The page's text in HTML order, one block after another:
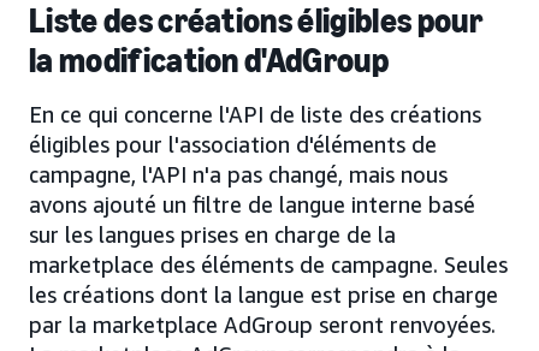
Liste des créations éligibles pour
la modification d'AdGroup
En ce qui concerne l'API de liste des créations
éligibles pour l'association d'éléments de
campagne, l'API n'a pas changé, mais nous
avons ajouté un filtre de langue interne basé
sur les langues prises en charge de la
marketplace des éléments de campagne. Seules
les créations dont la langue est prise en charge
par la marketplace AdGroup seront renvoyées.